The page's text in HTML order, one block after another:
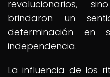
revolucionarios,
brindaron un
determinación
independencia.
La influencia de los